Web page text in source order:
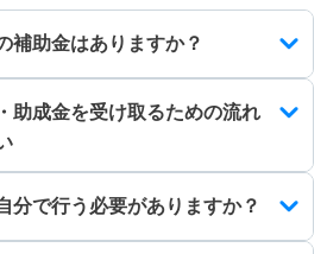
補助金はありますか？
助成金を受け取るための流れ
分で行う必要がありますか？